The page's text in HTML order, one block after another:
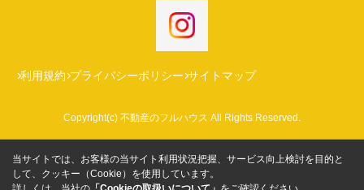
利用規約 プライバシーポリシー サイトマップ
Copyright(c) 不動産のフルハウス All Rights Reserved.
当サイトでは、お客様の当サイト利用状況把握、サービス向上検討を目的と
して、クッキー（Cookie）を使用しています。